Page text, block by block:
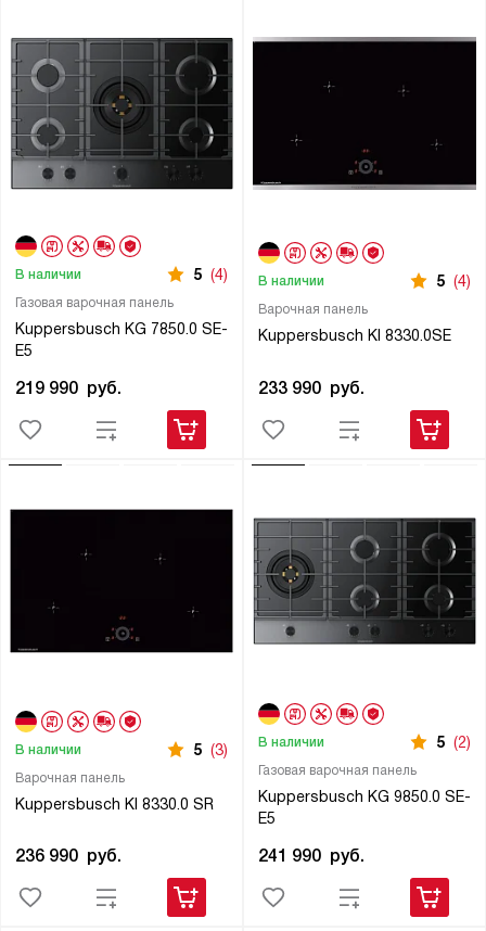
Газовая варочная панель
Kuppersbusch KG 7850.0 SE-
E5
В наличии 5 (4)
219 990 руб.
Варочная панель
Kuppersbusch KI 8330.0SE
В наличии 5 (4)
233 990 руб.
Варочная панель
Kuppersbusch KI 8330.0 SR
В наличии 5 (3)
236 990 руб.
Газовая варочная панель
Kuppersbusch KG 9850.0 SE-
E5
В наличии 5 (2)
241 990 руб.